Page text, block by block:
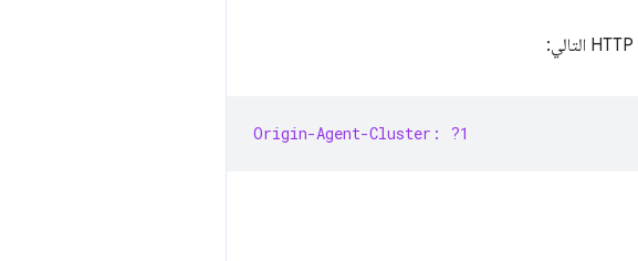
Origin-Agent-Cluster: ?1